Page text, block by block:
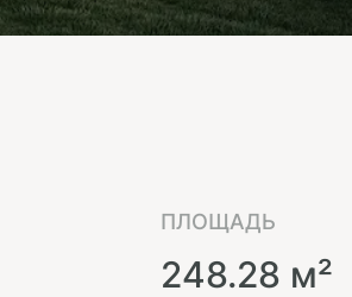
ПЛОЩАДЬ
248.28 м²